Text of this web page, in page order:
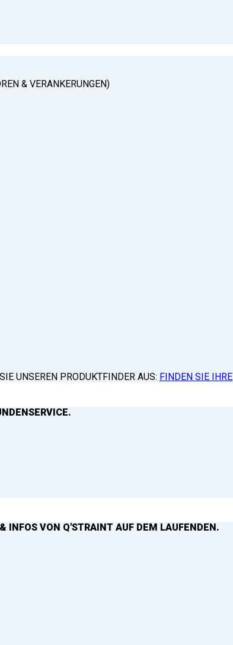
& VERANKERUNGEN)
UNSEREN PRODUKTFINDER AUS: FINDEN SIE IHRE
INFOS VON Q'STRAINT AUF DEM LAUFENDEN.